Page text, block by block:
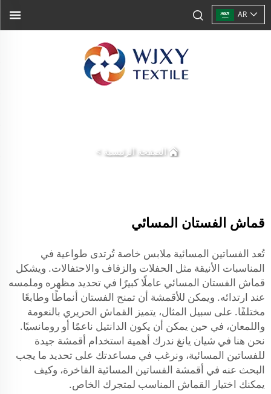
AR
الصفحة الرئيسية >
قماش الفستان المسائي
تُعد الفساتين المسائية ملابس خاصة تُرتدى طواعية في
المناسبات الأنيقة مثل الحفلات والزفاف والاحتفالات. ويشكل
قماش الفستان المسائي عاملًا كبيرًا في تحديد مظهره وملمسه
عند ارتدائه. ويمكن للأقمشة أن تمنح الفستان أنماطًا وطابعًا
مختلفًا. على سبيل المثال، يتميز القماش الحريري بالنعومة
واللمعان، في حين يمكن أن يكون الدانتيل ناعمًا أو رومانسيًا.
نحن هنا في شيان يانغ ندرك أهمية استخدام أقمشة جيدة
للفساتين المسائية، ونرغب في مساعدتك على تحديد ما يجب
البحث عنه في أقمشة الفساتين المسائية الفاخرة، وكيف
يمكنك اختيار القماش المناسب لمتجرك الخاص.